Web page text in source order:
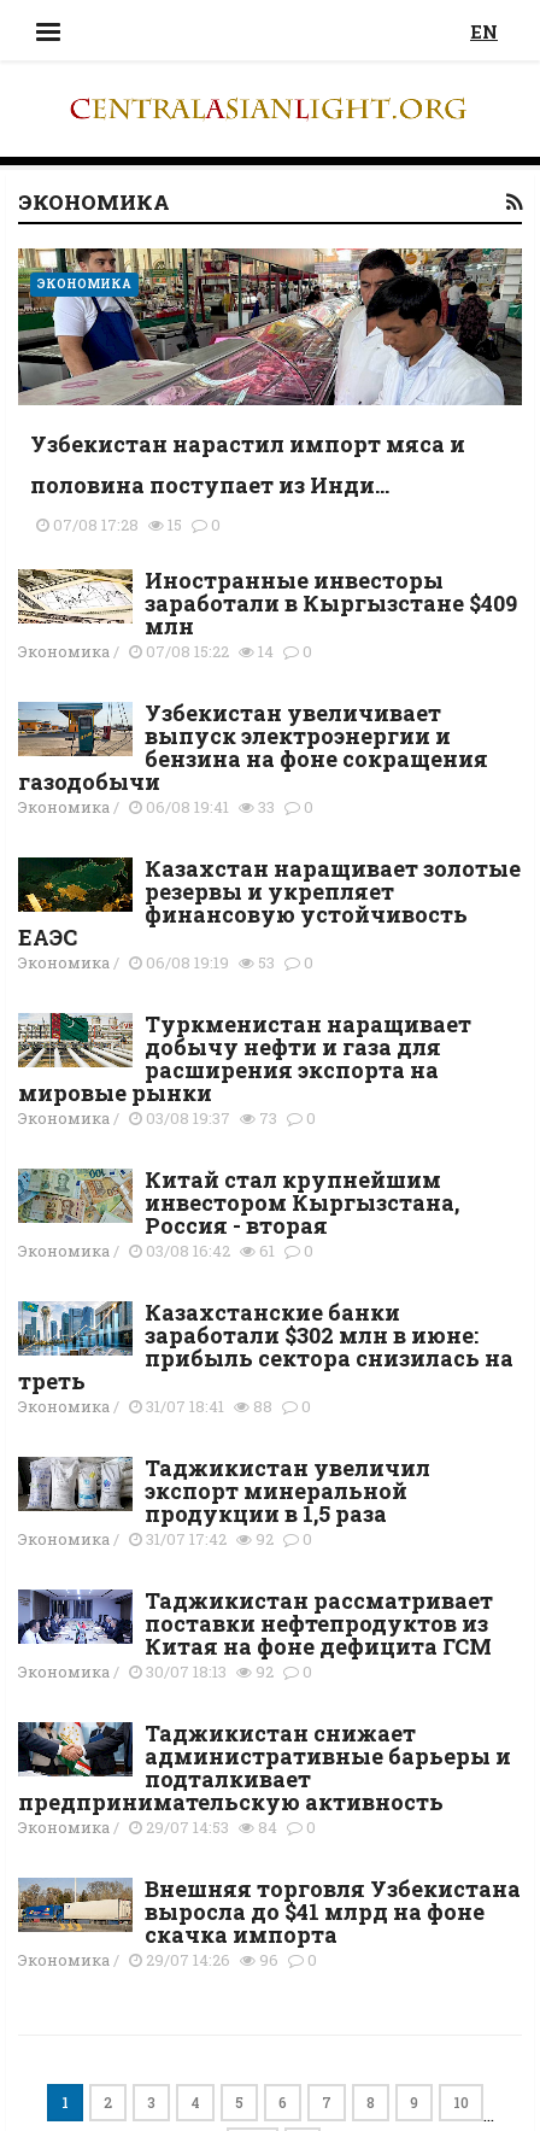
EN
ЭКОНОМИКА
ЭКОНОМИКА
Узбекистан нарастил импорт мяса и
половина поступает из Инди...
07/08 17:28 15 0
Иностранные инвесторы
заработали в Кыргызстане $409
млн
Экономика/ 07/08 15:22 14 0
Узбекистан увеличивает
выпуск электроэнергии и
бензина на фоне сокращения
газодобычи
Экономика/ 06/08 19:41 33 0
Казахстан наращивает золотые
резервы и укрепляет
финансовую устойчивость
ЕАЭС
Экономика/ 06/08 19:19 53 0
Туркменистан наращивает
добычу нефти и газа для
расширения экспорта на
мировые рынки
Экономика/ 03/08 19:37 73 0
Китай стал крупнейшим
инвестором Кыргызстана,
Россия - вторая
Экономика/ 03/08 16:42 61 0
Казахстанские банки
заработали $302 млн в июне:
прибыль сектора снизилась на
треть
Экономика/ 31/07 18:41 88 0
Таджикистан увеличил
экспорт минеральной
продукции в 1,5 раза
Экономика/ 31/07 17:42 92 0
Таджикистан рассматривает
поставки нефтепродуктов из
Китая на фоне дефицита ГСМ
Экономика/ 30/07 18:13 92 0
Таджикистан снижает
административные барьеры и
подталкивает
предпринимательскую активность
Экономика/ 29/07 14:53 84 0
Внешняя торговля Узбекистана
выросла до $41 млрд на фоне
скачка импорта
Экономика/ 29/07 14:26 96 0
1 2 3 4 5 6 7 8 9 10 …